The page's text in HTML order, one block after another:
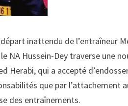
inattendu de l’entraîneur
NA Hussein-Dey traverse une
Herabi, qui a accepté
que par l’attachement
des entraînements.